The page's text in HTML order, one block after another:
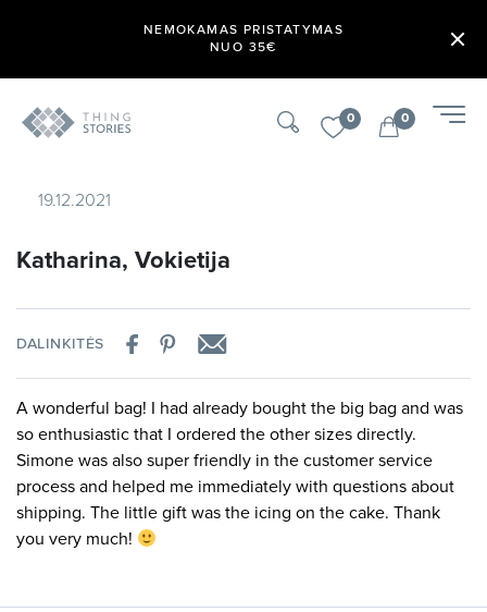
NEMOKAMAS PRISTATYMAS
NUO 35€
0 0
19.12.2021
Katharina, Vokietija
DALINKITĖS
A wonderful bag! I had already bought the big bag and was
so enthusiastic that I ordered the other sizes directly.
Simone was also super friendly in the customer service
process and helped me immediately with questions about
shipping. The little gift was the icing on the cake. Thank
you very much!